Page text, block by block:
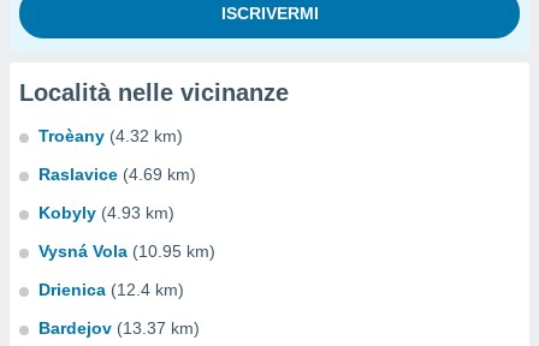
Località nelle vicinanze
Troèany (4.32 km)
Raslavice (4.69 km)
Kobyly (4.93 km)
Vysná Vola (10.95 km)
Drienica (12.4 km)
Bardejov (13.37 km)